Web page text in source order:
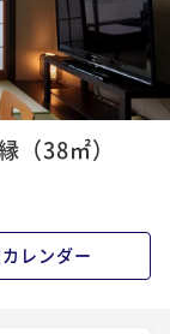
特選会席』
OUT10:00
大5％OFF
¥ 21,204 ~
ンダードプ
¥33,320~
¥ 31,654 ~
（38㎡）
レンダー